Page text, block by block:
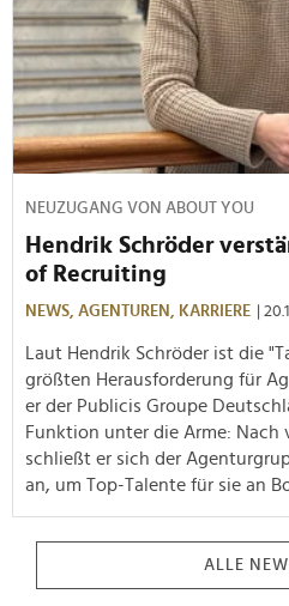
NEUZUGANG VON ABOUT YOU
Hendrik Schröder
of Recruiting
NEWS, AGENTUREN, KARRIERE |
Laut Hendrik Schröder ist die
größten Herausforderung für
er der Publicis Groupe
Funktion unter die Arme: Nach
schließt er sich der
an, um Top-Talente für sie an
ALLE